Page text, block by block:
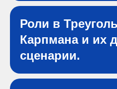
Роли в
Карпмана и их
сценарии.